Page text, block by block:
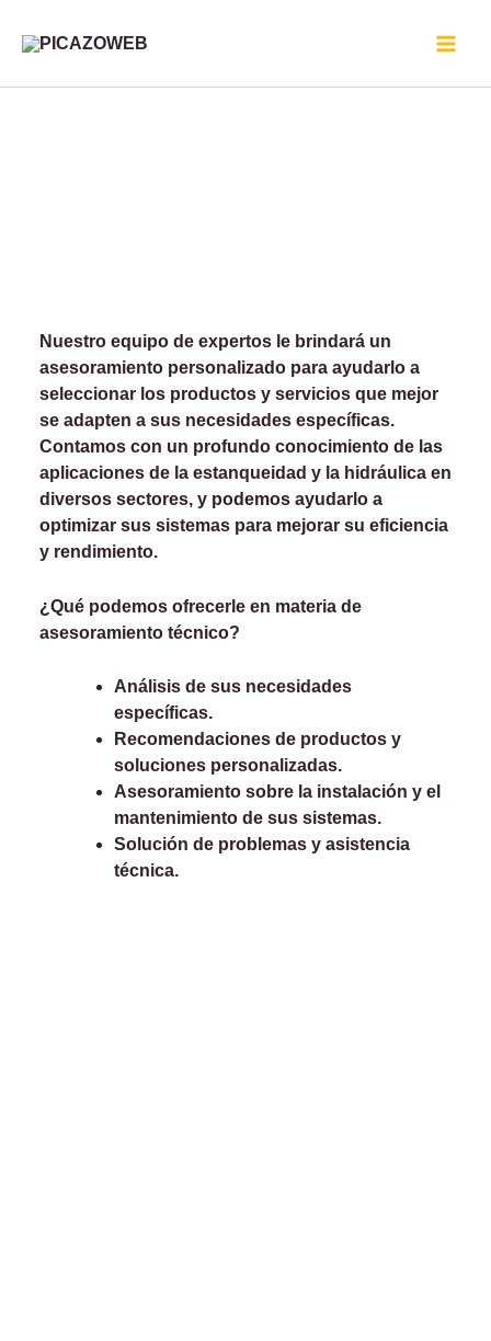
Nuestro equipo de expertos le brindará un
asesoramiento personalizado para ayudarlo a
seleccionar los productos y servicios que mejor
se adapten a sus necesidades específicas.
Contamos con un profundo conocimiento de las
aplicaciones de la estanqueidad y la hidráulica en
diversos sectores, y podemos ayudarlo a
optimizar sus sistemas para mejorar su eficiencia
y rendimiento.
¿Qué podemos ofrecerle en materia de
asesoramiento técnico?
Análisis de sus necesidades
específicas.
Recomendaciones de productos y
soluciones personalizadas.
Asesoramiento sobre la instalación y el
mantenimiento de sus sistemas.
Solución de problemas y asistencia
técnica.